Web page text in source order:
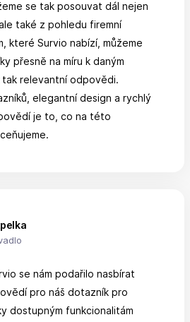
se tak posouvat dál nejen
také z pohledu firemní
které Survio nabízí, můžeme
přesně na míru k daným
relevantní odpovědi.
elegantní design a rychlý
je to, co na této
se nám podařilo nasbírat
pro náš dotazník pro
dostupným funkcionalitám